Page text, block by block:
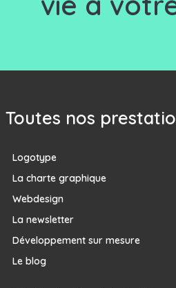
Toutes nos
Logotype
La charte graphique
Webdesign
La newsletter
Développement sur mesure
Le blog